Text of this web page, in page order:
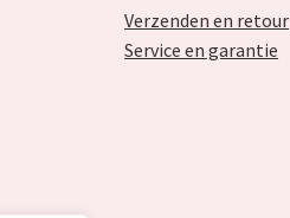
Verzenden en retour
Service en garantie